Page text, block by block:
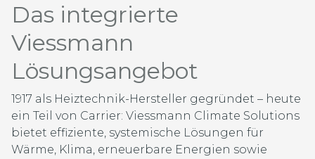
Das integrierte
Viessmann
Lösungsangebot
1917 als Heiztechnik-Hersteller gegründet – heute
ein Teil von Carrier: Viessmann Climate Solutions
bietet effiziente, systemische Lösungen für
Wärme, Klima, erneuerbare Energien sowie